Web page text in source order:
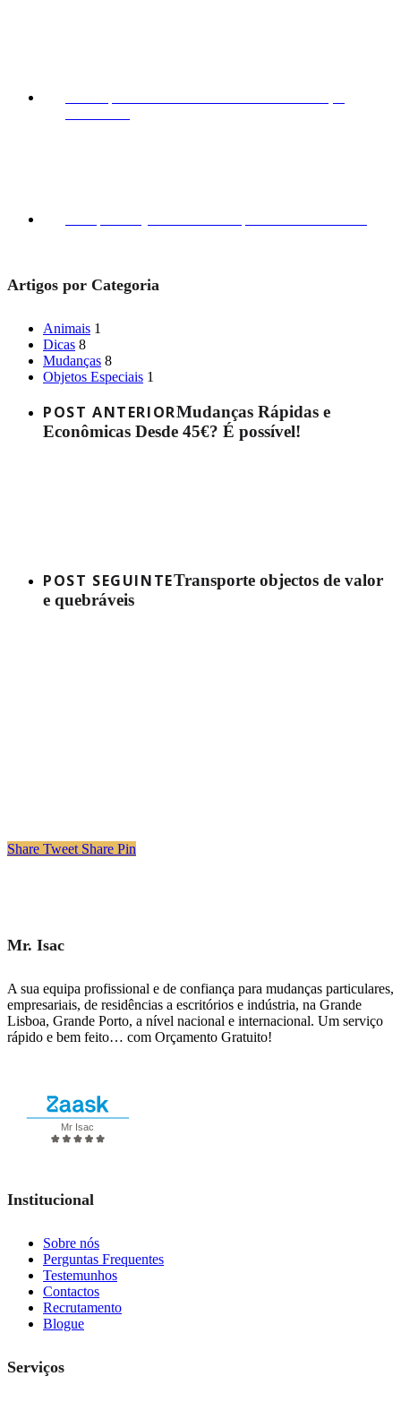
Artigos por Categoria
Animais 1
Dicas 8
Mudanças 8
Objetos Especiais 1
POST ANTERIORMudanças Rápidas e
Econômicas Desde 45€? É possível!
POST SEGUINTETransporte objectos de valor
e quebráveis
Share Tweet Share Pin
Mr. Isac
A sua equipa profissional e de confiança para mudanças particulares,
empresariais, de residências a escritórios e indústria, na Grande
Lisboa, Grande Porto, a nível nacional e internacional. Um serviço
rápido e bem feito… com Orçamento Gratuito!
Institucional
Sobre nós
Perguntas Frequentes
Testemunhos
Contactos
Recrutamento
Blogue
Serviços